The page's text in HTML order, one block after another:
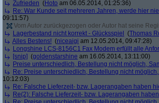
Zufrieden (Hoto am 06.05.2014, 01:25:36)
Re: War Kunde seit mehreren Jahren, werde hier
09:11:57)
Vom Autor zurückgezogen oder Autor hat seine
Lagerbestand nicht korrekt - Glücksspiel
(Thomas
Alles Bestens! (niceaigi am 12.05.2014, 09:47:28)
Longshine LCS-8156C1 Fax Modem erfüllt alle
[snip] (goldenstarshine am 16.05.2014, 13:11:00)
Preise unterschiedlich, Bestellung nicht möglich,
Re: Preise unterschiedlich, Bestellung nicht
10:12:03)
Re: Falsche Lieferzeit- bzw. Lagerangaben haben
Re(2): Falsche Lieferzeit- bzw. Lagerangaben